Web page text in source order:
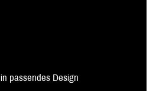
passendes Design